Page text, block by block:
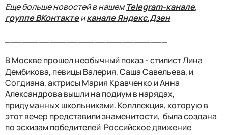
Еще больше новостей в нашемTelegram-канале,
группе ВКонтактеиканале Яндекс.Дзен
В Москве прошел необычный показ - стилист Лина
Дембикова, певицы Валерия, Саша Савельева, и
Согдиана, актрисы Мария Кравченко и Анна
Александрова вышли на подиум в нарядах,
придуманных школьниками. Колллекция, которую в
этот вечер представили знаменитости, была создана
по эскизам победителей Российское движение